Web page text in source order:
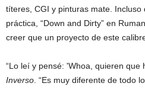
títeres, CGI y pinturas mate. Incluso
práctica, “Down and Dirty” en
creer que un proyecto de este
“Lo leí y pensé: 'Whoa, quieren que
Inverso . “Es muy diferente de todo